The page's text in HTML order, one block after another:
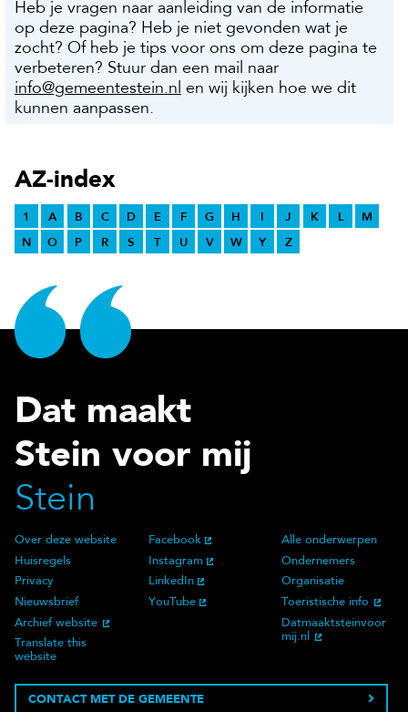
Heb je vragen naar aanleiding van de informatie
op deze pagina? Heb je niet gevonden wat je
zocht? Of heb je tips voor ons om deze pagina te
verbeteren? Stuur dan een mail naar
info@gemeentestein.nl en wij kijken hoe we dit
kunnen aanpassen.
AZ-index
1 A B C D E F G H I J K L
M
N
O P R S T U V W Y Z
Dat maakt
Stein voor mij
Stein
Over deze website
Over deze website
Huisregels
Privacy
Nieuwsbrief
Archief website
Translate this
website
Social Media
Facebook
Instagram
LinkedIn
YouTube
Alle onderwerpen
Ondernemers
Organisatie
Toeristische info
Datmaaktsteinvoor
mij.nl
CONTACT MET DE GEMEENTE